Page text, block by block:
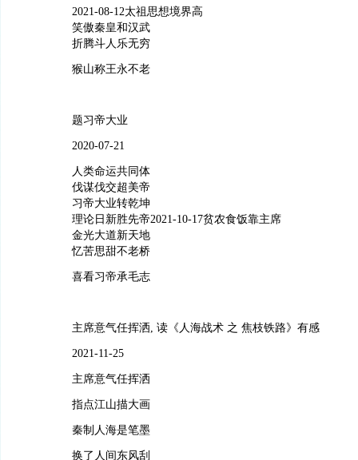
2021-08-12太祖思想境界高
笑傲秦皇和汉武
折腾斗人乐无穷
猴山称王永不老
题习帝大业
2020-07-21
人类命运共同体
伐谋伐交超美帝
习帝大业转乾坤
理论日新胜先帝2021-10-17贫农食饭靠主席
金光大道新天地
忆苦思甜不老桥
喜看习帝承毛志
主席意气任挥洒, 读《人海战术 之 焦枝铁路》有感
2021-11-25
主席意气任挥洒
指点江山描大画
秦制人海是笔墨
换了人间东风刮